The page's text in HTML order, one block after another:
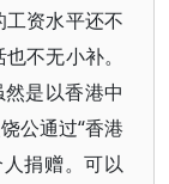
资水平还不
不无小补。
是以香港中
公通过“香港
捐赠。可以